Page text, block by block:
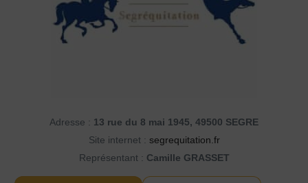
Adresse : 13 rue du 8 mai 1945, 49500 SEGRE
Site internet : segrequitation.fr
Représentant : Camille GRASSET